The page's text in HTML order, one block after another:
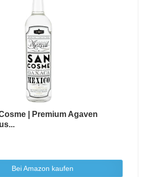
| Premium Agaven
Bei Amazon kaufen